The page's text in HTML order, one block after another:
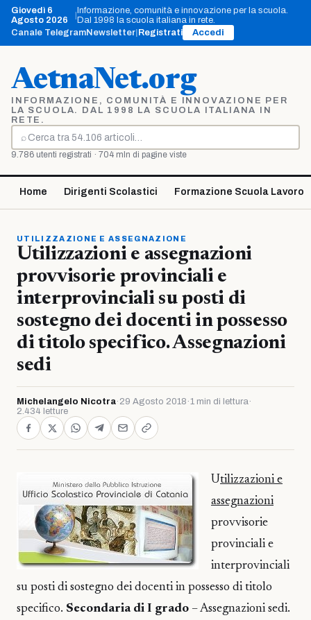
Vai
contenuto
Giovedì 6
Agosto 2026
Informazione, comunità e innovazione per la scuola.
Dal 1998 la scuola italiana in rete.
Canale TelegramNewsletter Registrati Accedi
AetnaNet.org
INFORMAZIONE, COMUNITÀ E INNOVAZIONE PER
LA SCUOLA. DAL 1998 LA SCUOLA ITALIANA IN
RETE.
⌕
Cerca
9.786 utenti registrati · 704 mln di pagine viste
Home Dirigenti Scolastici Formazione Scuola Lavoro
UTILIZZAZIONE E ASSEGNAZIONE
Utilizzazioni e assegnazioni
provvisorie provinciali e
interprovinciali su posti di
sostegno dei docenti in possesso
di titolo specifico. Assegnazioni
sedi
Michelangelo Nicotra· 29 Agosto 2018 ·1 min di lettura·
2.434 letture
Utilizzazioni e
assegnazioni
provvisorie
provinciali e
interprovinciali
su posti di sostegno dei docenti in possesso di titolo
specifico. Secondaria di I grado – Assegnazioni sedi.